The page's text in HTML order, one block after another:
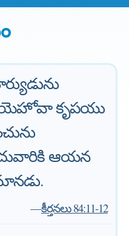
యెహోవా కృపయు
ఆయన
—కీర్తనలు 84:11-12